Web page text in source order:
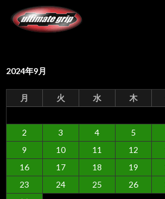
2024年9月
月 火 水 木
2
3 4 5
9
10 11 12
16
17 18 19
23
24 25 26